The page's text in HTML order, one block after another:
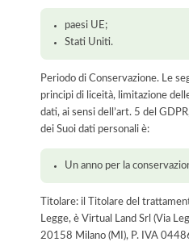
paesi UE;
Stati Uniti.
Periodo di Conservazione. Le
principi di liceità, limitazione
dati, ai sensi dell’art. 5 del
dei Suoi dati personali è:
Un anno per la
Titolare: il Titolare del
Legge, è Virtual Land Srl (Via
20158 Milano (MI), P. IVA